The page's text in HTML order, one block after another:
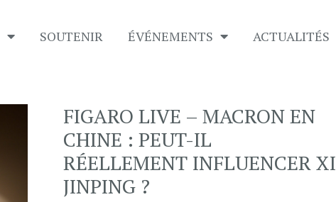
SOUTENIR É​VÉNEMENTS ACTUALITÉS
FIGARO LIVE – MACRON EN
CHINE : PEUT-IL
RÉELLEMENT INFLUENCER XI
JINPING ?